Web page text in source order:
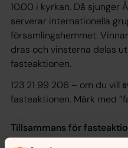
10.00 i kyrkan. Då sjunger
serverar internationella
församlingshemmet.
dras och vinsterna delas
fasteaktionen.
123 21 99 206 – om du vill
fasteaktionen. Märk med
Tillsammans för